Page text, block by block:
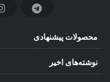
محصولات پیشنهادی
نوشته‌های اخیر